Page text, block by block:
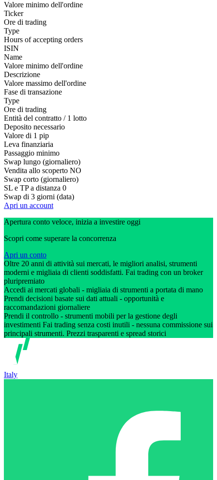
Valore minimo dell'ordine
Ticker
Ore di trading
Type
Hours of accepting orders
ISIN
Name
Valore minimo dell'ordine
Descrizione
Valore massimo dell'ordine
Fase di transazione
Type
Ore di trading
Entità del contratto / 1 lotto
Deposito necessario
Valore di 1 pip
Leva finanziaria
Passaggio minimo
Swap lungo (giornaliero)
Vendita allo scoperto NO
Swap corto (giornaliero)
SL e TP a distanza 0
Swap di 3 giorni (data)
Apri un account
Apertura conto veloce, inizia a investire oggi
Scopri come superare la concorrenza
Apri un conto
Oltre 20 anni di attività sui mercati, le migliori analisi, strumenti
moderni e migliaia di clienti soddisfatti. Fai trading con un broker
pluripremiato
Accedi ai mercati globali - migliaia di strumenti a portata di mano
Prendi decisioni basate sui dati attuali - opportunità e
raccomandazioni giornaliere
Prendi il controllo - strumenti mobili per la gestione degli
investimenti Fai trading senza costi inutili - nessuna commissione sui
principali strumenti. Prezzi trasparenti e spread storici
Italy